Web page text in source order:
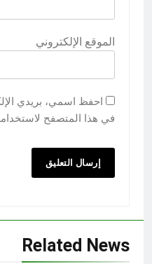
الموقع الإلكتروني
احفظ اسمي، بريدي
في هذا المتصفح
Related News